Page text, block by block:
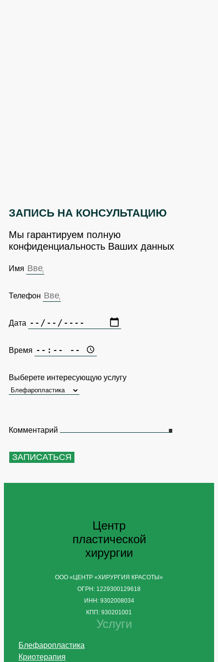
ЗАПИСЬ НА КОНСУЛЬТАЦИЮ
Мы гарантируем полную
конфиденциальность Ваших данных
Имя
Телефон
Дата
Время
Выберете интересующую услугу
Комментарий
ЗАПИСАТЬСЯ
Центр
пластической
хирургии
ООО «ЦЕНТР «ХИРУРГИЯ КРАСОТЫ»
ОГРН: 1229300129618
ИНН: 9302008034
КПП: 930201001
Услуги
Блефаропластика
Криотерапия